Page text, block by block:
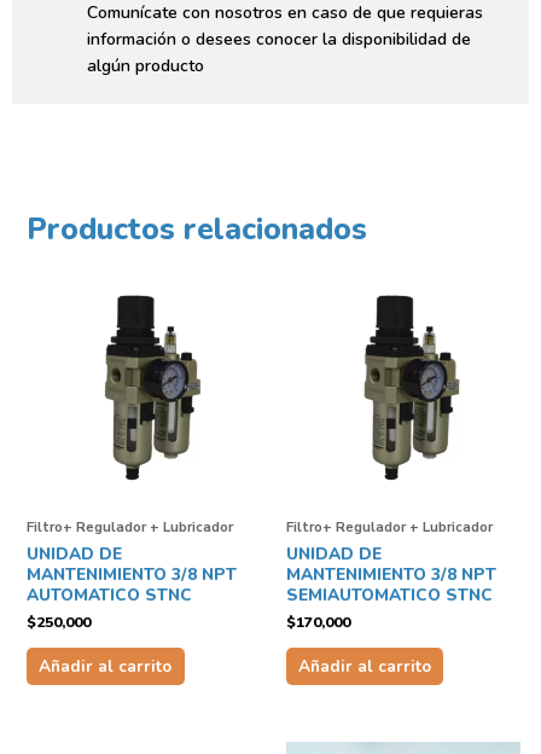
Comunícate con nosotros en caso de que requieras
información o desees conocer la disponibilidad de
algún producto
Productos relacionados
Filtro+ Regulador + Lubricador
UNIDAD DE
MANTENIMIENTO 3/8 NPT
AUTOMATICO STNC
$250,000
Añadir al carrito
Filtro+ Regulador + Lubricador
UNIDAD DE
MANTENIMIENTO 3/8 NPT
SEMIAUTOMATICO STNC
$170,000
Añadir al carrito